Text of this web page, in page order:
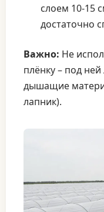
слоем 10-15
достаточно
Важно: Не
плёнку – под
дышащие
лапник).